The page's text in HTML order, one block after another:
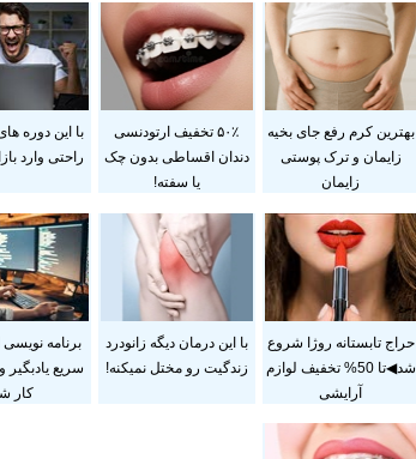
بهترین کرم رفع جای بخیه
زایمان و ترک پوستی
زایمان
۵۰٪ تخفیف ارتودنسی
دندان اقساطی بدون چک
یا سفته!
با این دوره
راحتی وارد
حراج تابستانه روژا شروع
شد◀تا 50% تخفیف لوازم
آرایشی
با این درمان دیگه زانودرد
زندگیت رو مختل نمیکنه!
برنامه نویسی
سریع یادبگیر و
کار